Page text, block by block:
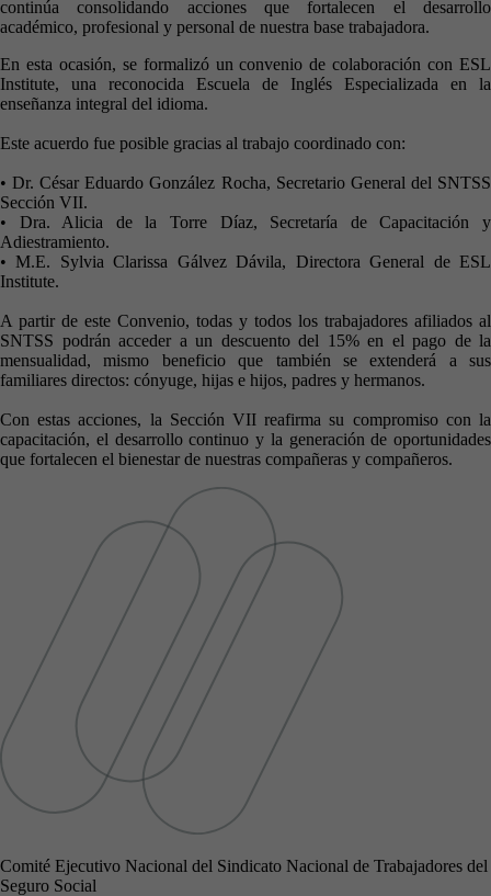
continúa consolidando acciones que fortalecen el desarrollo
académico, profesional y personal de nuestra base trabajadora.
En esta ocasión, se formalizó un convenio de colaboración con ESL
Institute, una reconocida Escuela de Inglés Especializada en la
enseñanza integral del idioma.
Este acuerdo fue posible gracias al trabajo coordinado con:
• Dr. César Eduardo González Rocha, Secretario General del SNTSS
Sección VII.
• Dra. Alicia de la Torre Díaz, Secretaría de Capacitación y
Adiestramiento.
• M.E. Sylvia Clarissa Gálvez Dávila, Directora General de ESL
Institute.
A partir de este Convenio, todas y todos los trabajadores afiliados al
SNTSS podrán acceder a un descuento del 15% en el pago de la
mensualidad, mismo beneficio que también se extenderá a sus
familiares directos: cónyuge, hijas e hijos, padres y hermanos.
Con estas acciones, la Sección VII reafirma su compromiso con la
capacitación, el desarrollo continuo y la generación de oportunidades
que fortalecen el bienestar de nuestras compañeras y compañeros.
Comité Ejecutivo Nacional del Sindicato Nacional de Trabajadores del
Seguro Social